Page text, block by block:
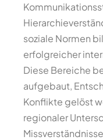
soziale Normen
erfolgreicher
Diese Bereiche
aufgebaut,
Konflikte gelöst
regionaler